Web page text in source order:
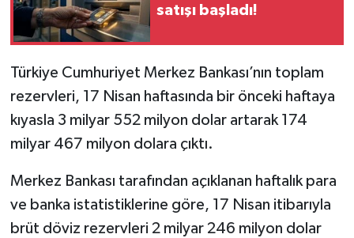
satışı başladı!
Türkiye Cumhuriyet Merkez Bankası’nın toplam
rezervleri, 17 Nisan haftasında bir önceki haftaya
kıyasla 3 milyar 552 milyon dolar artarak 174
milyar 467 milyon dolara çıktı.
Merkez Bankası tarafından açıklanan haftalık para
ve banka istatistiklerine göre, 17 Nisan itibarıyla
brüt döviz rezervleri 2 milyar 246 milyon dolar